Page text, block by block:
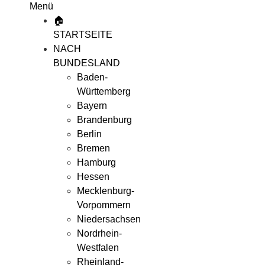
Menü
🏠
STARTSEITE
NACH
BUNDESLAND
Baden-
Württemberg
Bayern
Brandenburg
Berlin
Bremen
Hamburg
Hessen
Mecklenburg-
Vorpommern
Niedersachsen
Nordrhein-
Westfalen
Rheinland-